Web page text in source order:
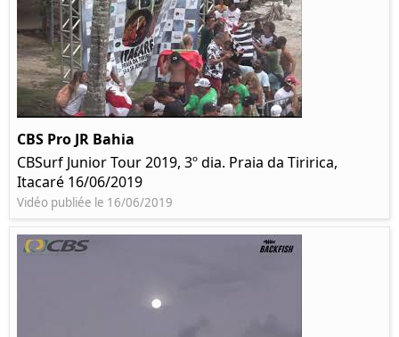
CBS Pro JR Bahia
CBSurf Junior Tour 2019, 3º dia. Praia da Tiririca,
Itacaré 16/06/2019
Vidéo publiée le 16/06/2019